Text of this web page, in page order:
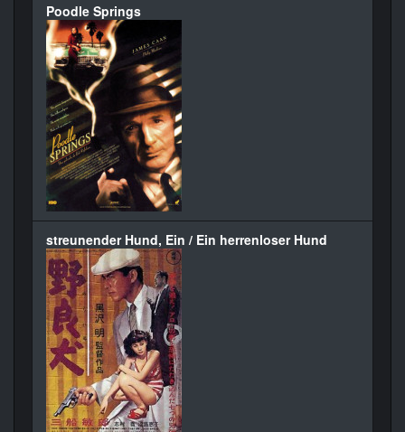
Poodle Springs
streunender Hund, Ein / Ein herrenloser Hund